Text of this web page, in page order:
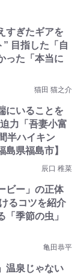
すぎたギアを
目指した「自
った「本当に
猫田 猫之介
にいることを
力「吾妻小富
半ハイキン
県福島市】
辰口 稚菜
ビー」の正体
るコツを紹介
「季節の虫」
亀田恭平
温泉じゃない